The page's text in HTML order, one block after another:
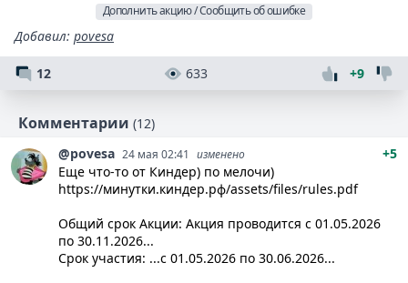
Дополнить акцию / Сообщить об ошибке
Добавил: povesa
12 633 +9
Комментарии (12)
@povesa 24 мая 02:41 изменено
+5
Еще что-то от Киндер) по мелочи)
https://минутки.киндер.рф/assets/files/rules.pdf
Общий срок Акции: Акция проводится с 01.05.2026
по 30.11.2026...
Срок участия: ...с 01.05.2026 по 30.06.2026...